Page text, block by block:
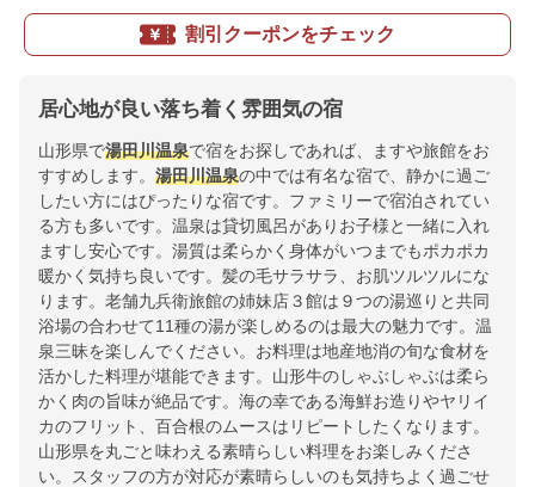
割引クーポンをチェック
居心地が良い落ち着く雰囲気の宿
山形県で湯田川温泉で宿をお探しであれば、ますや旅館をお
すすめします。 湯田川温泉の中では有名な宿で、静かに過ご
したい方にはぴったりな宿です。ファミリーで宿泊されてい
る方も多いです。温泉は貸切風呂がありお子様と一緒に入れ
ますし安心です。湯質は柔らかく身体がいつまでもポカポカ
暖かく気持ち良いです。髪の毛サラサラ、お肌ツルツルにな
ります。老舗九兵衛旅館の姉妹店３館は９つの湯巡りと共同
浴場の合わせて11種の湯が楽しめるのは最大の魅力です。温
泉三昧を楽しんでください。お料理は地産地消の旬な食材を
活かした料理が堪能できます。山形牛のしゃぶしゃぶは柔ら
かく肉の旨味が絶品です。海の幸である海鮮お造りやヤリイ
カのフリット、百合根のムースはリピートしたくなります。
山形県を丸ごと味わえる素晴らしい料理をお楽しみくださ
い。スタッフの方が対応が素晴らしいのも気持ちよく過ごせ